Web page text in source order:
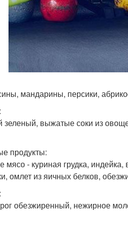
мандарины, персики,
выжатые соки из
продукты:
мясо - куриная грудка,
омлет из яичных белков,
обезжиренный, нежирное